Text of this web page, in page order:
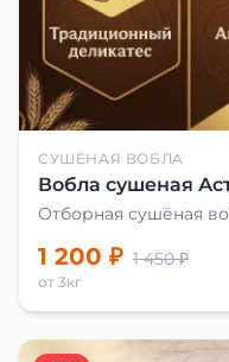
СУШЁНАЯ ВОБЛА
Вобла сушеная
Отборная сушёная
1 200 ₽ 1 450 ₽
от 3кг